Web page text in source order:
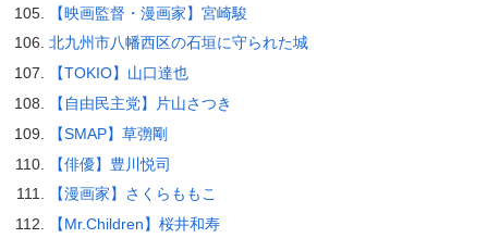
【映画監督・漫画家】宮崎駿
北九州市八幡西区の石垣に守られた城
【TOKIO】山口達也
【自由民主党】片山さつき
【SMAP】草彅剛
【俳優】豊川悦司
【漫画家】さくらももこ
【Mr.Children】桜井和寿